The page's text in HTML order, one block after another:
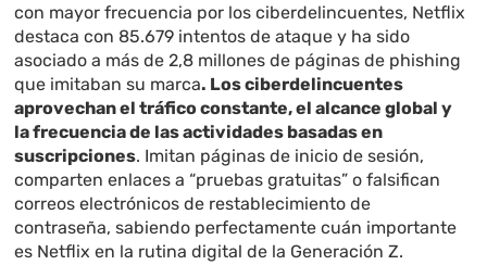
con mayor frecuencia por los ciberdelincuentes, Netflix
destaca con 85.679 intentos de ataque y ha sido
asociado a más de 2,8 millones de páginas de phishing
que imitaban su marca. Los ciberdelincuentes
aprovechan el tráfico constante, el alcance global y
la frecuencia de las actividades basadas en
suscripciones. Imitan páginas de inicio de sesión,
comparten enlaces a “pruebas gratuitas” o falsifican
correos electrónicos de restablecimiento de
contraseña, sabiendo perfectamente cuán importante
es Netflix en la rutina digital de la Generación Z.